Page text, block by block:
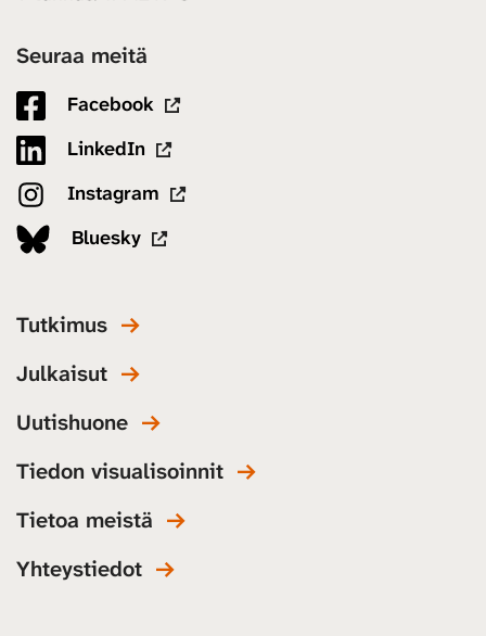
Seuraa meitä
Facebook
LinkedIn
Instagram
Bluesky
Tutkimus
Julkaisut
Uutishuone
Tiedon visualisoinnit
Tietoa meistä
Yhteystiedot